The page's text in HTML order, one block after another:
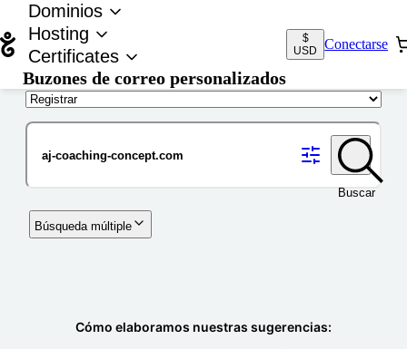
Dominios
Hosting
Certificates
Buzones de correo personalizados
$
USD
Conectarse
Buscar
Búsqueda múltiple
Cómo elaboramos nuestras sugerencias: